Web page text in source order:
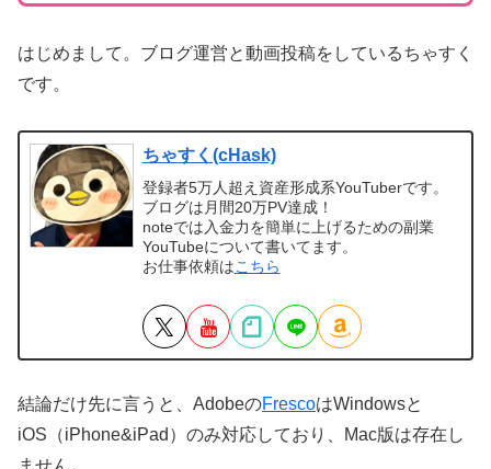
はじめまして。ブログ運営と動画投稿をしているちゃすく
です。
ちゃすく(cHask)
登録者5万人超え資産形成系YouTuberです。
ブログは月間20万PV達成！
noteでは入金力を簡単に上げるための副業
YouTubeについて書いてます。
お仕事依頼はこちら
結論だけ先に言うと、AdobeのFrescoはWindowsと
iOS（iPhone&iPad）のみ対応しており、Mac版は存在し
ません。